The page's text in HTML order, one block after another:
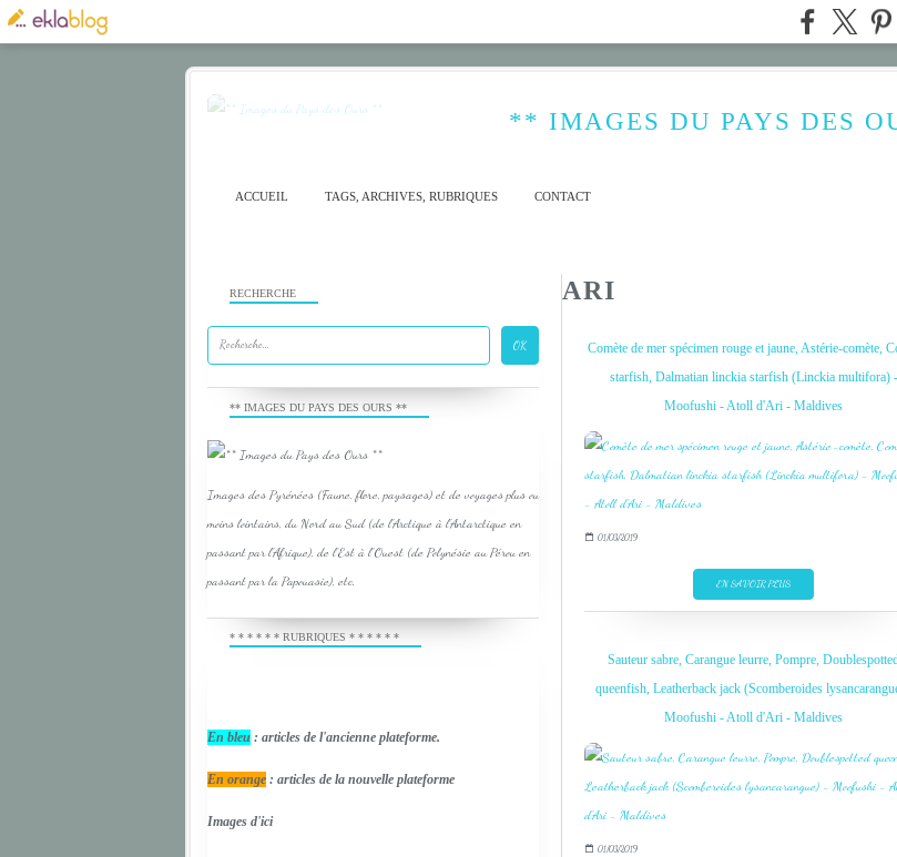
** IMAGES DU PAYS DES
ACCUEIL TAGS, ARCHIVES, RUBRIQUES CONTACT
ARI
Comète de mer spécimen rouge et jaune, Astérie-comète,
starfish, Dalmatian linckia starfish (Linckia multifora) -
Moofushi - Atoll d'Ari - Maldives
01/03/2019
EN SAVOIR PLUS
Sauteur sabre, Carangue leurre, Pompre,
queenfish, Leatherback jack (Scomberoides
Moofushi - Atoll d'Ari - Maldives
01/03/2019
RECHERCHE
** IMAGES DU PAYS DES OURS **
Images des Pyrénées (Faune, flore, paysages) et de voyages plus ou
moins lointains, du Nord au Sud (de l'Arctique à l'Antarctique en
passant par l'Afrique), de l'Est à l'Ouest (de Polynésie au Pérou en
passant par la Papouasie), etc.
* * * * * * RUBRIQUES * * * * * *
En bleu : articles de l'ancienne plateforme.
En orange : articles de la nouvelle plateforme
Images d'ici